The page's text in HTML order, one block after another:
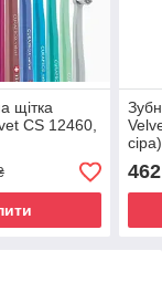
щітка
CS 12460,
462